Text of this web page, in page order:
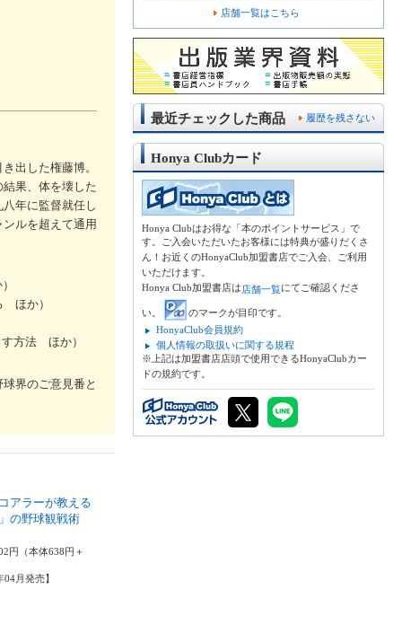
出した権藤博。
果、体を壊した
年に監督就任し
ルを超えて通用
ほか）
方法 ほか）
界のご意見番と
アラーが教える
の野球観戦術
円（本体638円＋
04月発売】
店舗一覧はこちら
履歴を残さない
最近チェックした商品
Honya Clubカード
Honya Clubはお得な「本のポイントサービス」で
す。ご入会いただいたお客様には特典が盛りだくさ
ん！お近くのHonyaClub加盟書店でご入会、ご利用
いただけます。
Honya Club加盟書店は店舗一覧にてご確認くださ
い。
のマークが目印です。
HonyaClub会員規約
個人情報の取扱いに関する規程
※上記は加盟書店店頭で使用できるHonyaClubカー
ドの規約です。